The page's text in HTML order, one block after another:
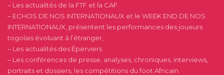
– Les actualités de la FTF et la CAF
– ECHOS DE NOS INTERNATIONAUX et le WEEK END DE NOS
INTERNATIONAUX, présentent les performances des joueurs
togolais évoluant à l’étranger,
– Les actualités des Éperviers
– Les conférences de presse, analyses, chroniques, interviews,
portraits et dossiers, les compétitions du foot Africain.